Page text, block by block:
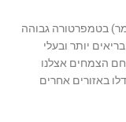
בטמפרטורה גבוהה
יותר ובעלי
הצמחים אצלנו
באזורים אחרים